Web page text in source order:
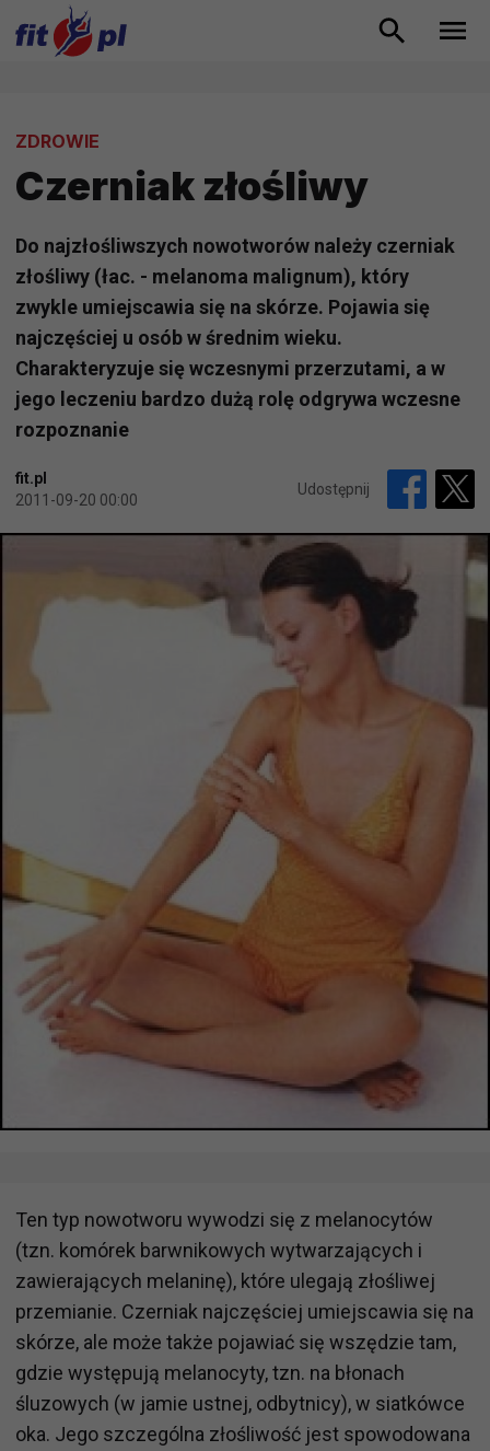
ZDROWIE
Czerniak złośliwy
Do najzłośliwszych nowotworów należy czerniak
złośliwy (łac. - melanoma malignum), który
zwykle umiejscawia się na skórze. Pojawia się
najczęściej u osób w średnim wieku.
Charakteryzuje się wczesnymi przerzutami, a w
jego leczeniu bardzo dużą rolę odgrywa wczesne
rozpoznanie
fit.pl
2011-09-20 00:00
Udostępnij
Ten typ nowotworu wywodzi się z melanocytów
(tzn. komórek barwnikowych wytwarzających i
zawierających melaninę), które ulegają złośliwej
przemianie. Czerniak najczęściej umiejscawia się na
skórze, ale może także pojawiać się wszędzie tam,
gdzie występują melanocyty, tzn. na błonach
śluzowych (w jamie ustnej, odbytnicy), w siatkówce
oka. Jego szczególna złośliwość jest spowodowana